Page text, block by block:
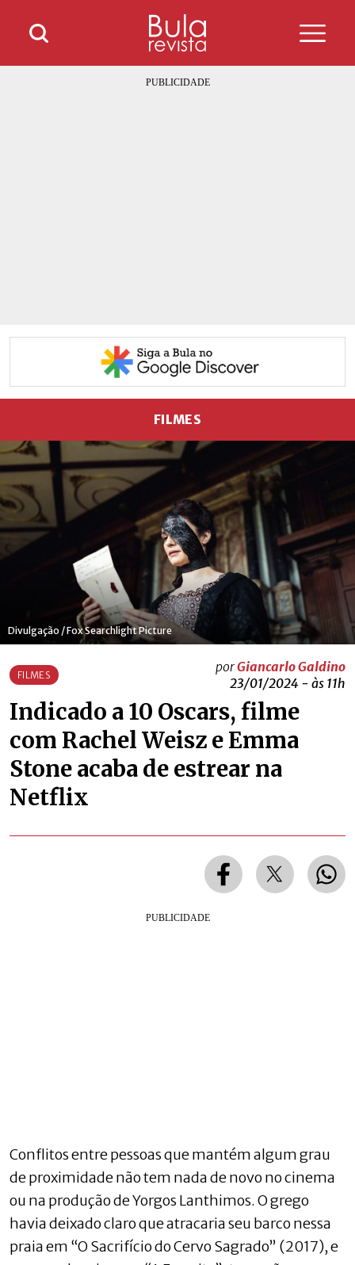
FILMES
Divulgação / Fox Searchlight Picture
FILMES
porGiancarlo Galdino
23/01/2024 - às 11h
Indicado a 10 Oscars, filme
com Rachel Weisz e Emma
Stone acaba de estrear na
Netflix
Conflitos entre pessoas que mantém algum grau
de proximidade não tem nada de novo no cinema
ou na produção de Yorgos Lanthimos. O grego
havia deixado claro que atracaria seu barco nessa
praia em “O Sacrifício do Cervo Sagrado” (2017), e